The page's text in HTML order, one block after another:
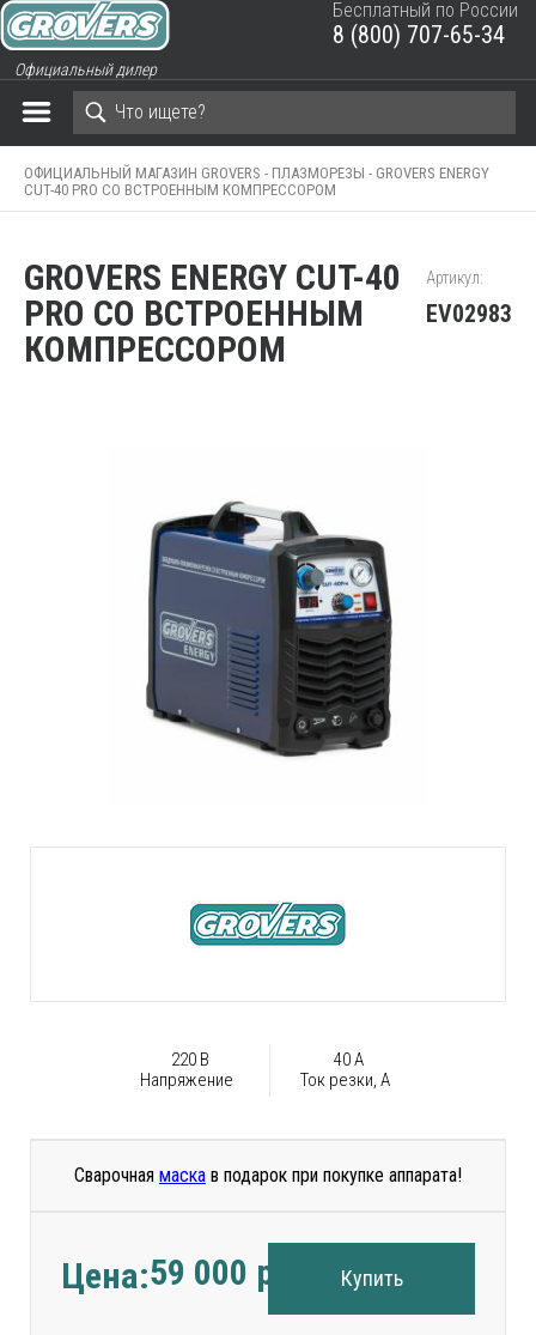
Официальный дилер
Бесплатный по России
8 (800) 707-65-34
ОФИЦИАЛЬНЫЙ МАГАЗИН GROVERS - ПЛАЗМОРЕЗЫ - GROVERS ENERGY
CUT-40 PRO СО ВСТРОЕННЫМ КОМПРЕССОРОМ
GROVERS ENERGY CUT-40
PRO СО ВСТРОЕННЫМ
КОМПРЕССОРОМ
Артикул:
EV02983
220 В
Напряжение
40 А
Ток резки, А
Сварочная маска в подарок при покупке аппарата!
Цена:59 000 руб. Купить
ЗАКРЫТЬ КОРЗИНУ